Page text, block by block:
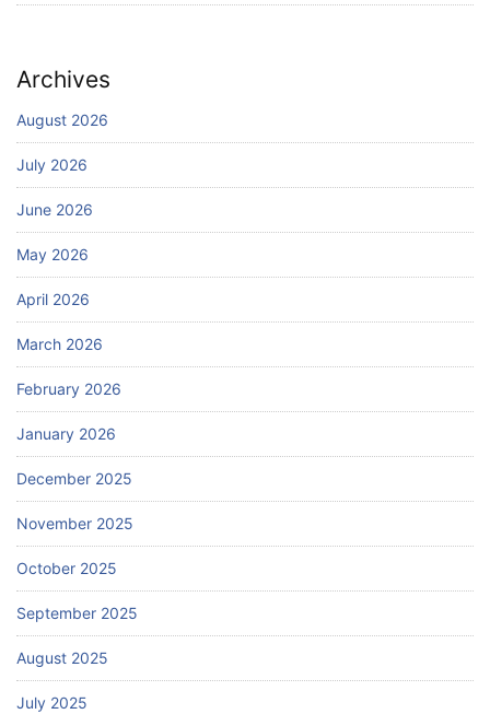
Archives
August 2026
July 2026
June 2026
May 2026
April 2026
March 2026
February 2026
January 2026
December 2025
November 2025
October 2025
September 2025
August 2025
July 2025